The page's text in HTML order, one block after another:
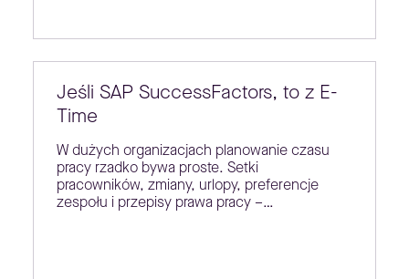
Jeśli SAP SuccessFactors, to z E-
Time
W dużych organizacjach planowanie czasu
pracy rzadko bywa proste. Setki
pracowników, zmiany, urlopy, preferencje
zespołu i przepisy prawa pracy –…